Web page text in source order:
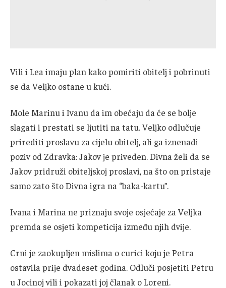
Vili i Lea imaju plan kako pomiriti obitelj i pobrinuti
se da Veljko ostane u kući.
Mole Marinu i Ivanu da im obećaju da će se bolje
slagati i prestati se ljutiti na tatu. Veljko odlučuje
prirediti proslavu za cijelu obitelj, ali ga iznenadi
poziv od Zdravka: Jakov je priveden. Divna želi da se
Jakov pridruži obiteljskoj proslavi, na što on pristaje
samo zato što Divna igra na “baka-kartu”.
Ivana i Marina ne priznaju svoje osjećaje za Veljka
premda se osjeti kompeticija između njih dvije.
Crni je zaokupljen mislima o curici koju je Petra
ostavila prije dvadeset godina. Odluči posjetiti Petru
u Jocinoj vili i pokazati joj članak o Loreni.